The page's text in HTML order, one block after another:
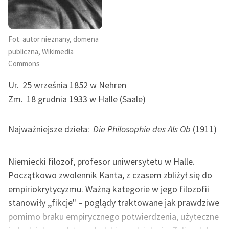
Ręce pełne poezji
Kolekcje edukacyjne
twórców przechodzących
do domeny publicznej,
lektur szkolnych oraz
Odkurzamy bohaterów
Lektur
Kontakt
O projekcie
Zespół
Fot. autor nieznany, domena
publiczna, Wikimedia
Commons
Ur. 25 września 1852 w Nehren
Zm. 18 grudnia 1933 w Halle (Saale)
Najważniejsze dzieła: Die Philosophie des Als Ob (1911)
Niemiecki filozof, profesor uniwersytetu w Halle.
Początkowo zwolennik Kanta, z czasem zbliżył się do
empiriokrytycyzmu. Ważną kategorie w jego filozofii
stanowiły ,,fikcje" – poglądy traktowane jak prawdziwe
pomimo braku empirycznego potwierdzenia, użyteczne